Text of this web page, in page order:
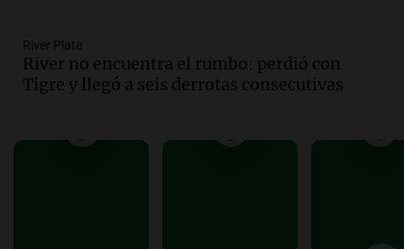
Episodios
contra el tiempo: necesita un trasplante
River Plate
River no encuentra el rumbo: perdió con
Tigre y llegó a seis derrotas consecutivas